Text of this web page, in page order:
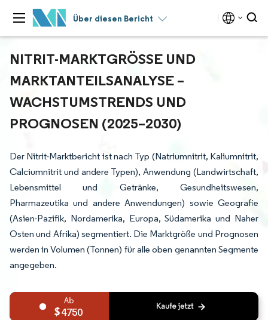
Über diesen Bericht
NITRIT-MARKTGRÖSSE UND M
ARKTANTEILSANALYSE – W
ACHSTUMSTRENDS UND P
ROGNOSEN (2025–2030)
Der Nitrit-Marktbericht ist nach Typ (Natriumnitrit, Kaliumnitrit,
Calciumnitrit und andere Typen), Anwendung (Landwirtschaft,
Lebensmittel und Getränke, Gesundheitswesen,
Pharmazeutika und andere Anwendungen) sowie Geografie
(Asien-Pazifik, Nordamerika, Europa, Südamerika und Naher
Osten und Afrika) segmentiert. Die Marktgröße und Prognosen
werden in Volumen (Tonnen) für alle oben genannten Segmente
angegeben.
4750